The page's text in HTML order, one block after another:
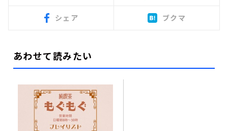
シェア ブクマ
あわせて読みたい